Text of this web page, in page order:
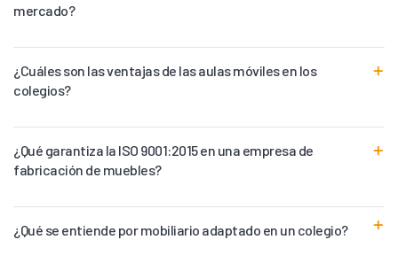
mercado?
¿Cuáles son las ventajas de las aulas móviles en los
colegios?
¿Qué garantiza la ISO 9001:2015 en una empresa de
fabricación de muebles?
¿Qué se entiende por mobiliario adaptado en un colegio?